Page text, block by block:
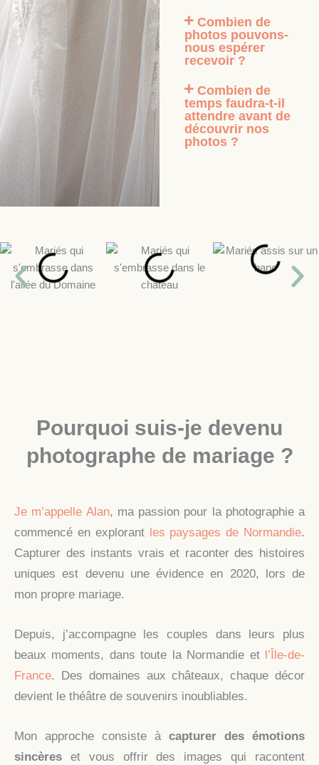
Combien de
photos pouvons-
nous espérer
recevoir ?
Combien de
temps faudra-t-il
attendre avant de
découvrir nos
photos ?
Pourquoi suis-je devenu
photographe de mariage ?
Je m’appelle Alan, ma passion pour la photographie a
commencé en explorant les paysages de Normandie.
Capturer des instants vrais et raconter des histoires
uniques est devenu une évidence en 2020, lors de
mon propre mariage.
Depuis, j’accompagne les couples dans leurs plus
beaux moments, dans toute la Normandie et l’Île-de-
France. Des domaines aux châteaux, chaque décor
devient le théâtre de souvenirs inoubliables.
Mon approche consiste à capturer des émotions
sincères et vous offrir des images qui racontent